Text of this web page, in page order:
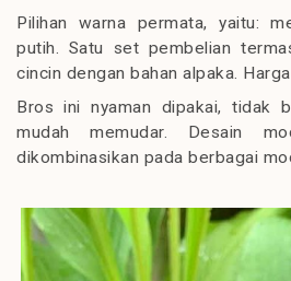
Pilihan warna permata, yaitu:
putih. Satu set pembelian
cincin dengan bahan alpaka.
Bros ini nyaman dipakai, tidak
mudah memudar. Desain
dikombinasikan pada berbagai